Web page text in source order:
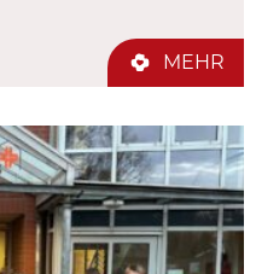
MEHR